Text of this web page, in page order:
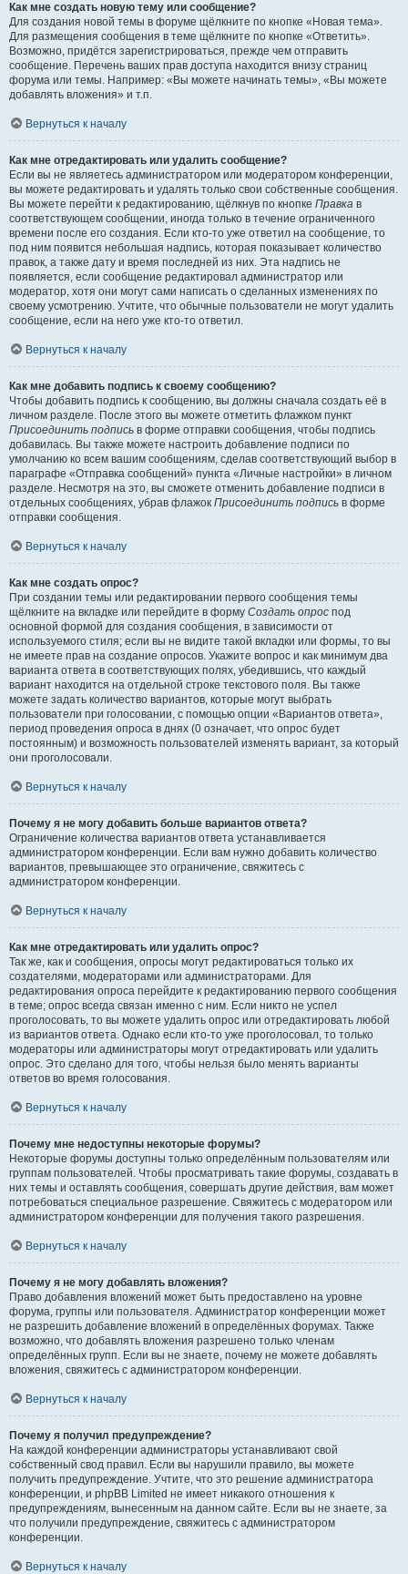
Как мне создать новую тему или сообщение?
Для создания новой темы в форуме щёлкните по кнопке «Новая тема».
Для размещения сообщения в теме щёлкните по кнопке «Ответить».
Возможно, придётся зарегистрироваться, прежде чем отправить
сообщение. Перечень ваших прав доступа находится внизу страниц
форума или темы. Например: «Вы можете начинать темы», «Вы можете
добавлять вложения» и т.п.
Вернуться к началу
Как мне отредактировать или удалить сообщение?
Если вы не являетесь администратором или модератором конференции,
вы можете редактировать и удалять только свои собственные сообщения.
Вы можете перейти к редактированию, щёлкнув по кнопке Правка в
соответствующем сообщении, иногда только в течение ограниченного
времени после его создания. Если кто-то уже ответил на сообщение, то
под ним появится небольшая надпись, которая показывает количество
правок, а также дату и время последней из них. Эта надпись не
появляется, если сообщение редактировал администратор или
модератор, хотя они могут сами написать о сделанных изменениях по
своему усмотрению. Учтите, что обычные пользователи не могут удалить
сообщение, если на него уже кто-то ответил.
Вернуться к началу
Как мне добавить подпись к своему сообщению?
Чтобы добавить подпись к сообщению, вы должны сначала создать её в
личном разделе. После этого вы можете отметить флажком пункт
Присоединить подпись в форме отправки сообщения, чтобы подпись
добавилась. Вы также можете настроить добавление подписи по
умолчанию ко всем вашим сообщениям, сделав соответствующий выбор в
параграфе «Отправка сообщений» пункта «Личные настройки» в личном
разделе. Несмотря на это, вы сможете отменить добавление подписи в
отдельных сообщениях, убрав флажок Присоединить подпись в форме
отправки сообщения.
Вернуться к началу
Как мне создать опрос?
При создании темы или редактировании первого сообщения темы
щёлкните на вкладке или перейдите в форму Создать опрос под
основной формой для создания сообщения, в зависимости от
используемого стиля; если вы не видите такой вкладки или формы, то вы
не имеете прав на создание опросов. Укажите вопрос и как минимум два
варианта ответа в соответствующих полях, убедившись, что каждый
вариант находится на отдельной строке текстового поля. Вы также
можете задать количество вариантов, которые могут выбрать
пользователи при голосовании, с помощью опции «Вариантов ответа»,
период проведения опроса в днях (0 означает, что опрос будет
постоянным) и возможность пользователей изменять вариант, за который
они проголосовали.
Вернуться к началу
Почему я не могу добавить больше вариантов ответа?
Ограничение количества вариантов ответа устанавливается
администратором конференции. Если вам нужно добавить количество
вариантов, превышающее это ограничение, свяжитесь с
администратором конференции.
Вернуться к началу
Как мне отредактировать или удалить опрос?
Так же, как и сообщения, опросы могут редактироваться только их
создателями, модераторами или администраторами. Для
редактирования опроса перейдите к редактированию первого сообщения
в теме; опрос всегда связан именно с ним. Если никто не успел
проголосовать, то вы можете удалить опрос или отредактировать любой
из вариантов ответа. Однако если кто-то уже проголосовал, то только
модераторы или администраторы могут отредактировать или удалить
опрос. Это сделано для того, чтобы нельзя было менять варианты
ответов во время голосования.
Вернуться к началу
Почему мне недоступны некоторые форумы?
Некоторые форумы доступны только определённым пользователям или
группам пользователей. Чтобы просматривать такие форумы, создавать в
них темы и оставлять сообщения, совершать другие действия, вам может
потребоваться специальное разрешение. Свяжитесь с модератором или
администратором конференции для получения такого разрешения.
Вернуться к началу
Почему я не могу добавлять вложения?
Право добавления вложений может быть предоставлено на уровне
форума, группы или пользователя. Администратор конференции может
не разрешить добавление вложений в определённых форумах. Также
возможно, что добавлять вложения разрешено только членам
определённых групп. Если вы не знаете, почему не можете добавлять
вложения, свяжитесь с администратором конференции.
Вернуться к началу
Почему я получил предупреждение?
На каждой конференции администраторы устанавливают свой
собственный свод правил. Если вы нарушили правило, вы можете
получить предупреждение. Учтите, что это решение администратора
конференции, и phpBB Limited не имеет никакого отношения к
предупреждениям, вынесенным на данном сайте. Если вы не знаете, за
что получили предупреждение, свяжитесь с администратором
конференции.
Вернуться к началу